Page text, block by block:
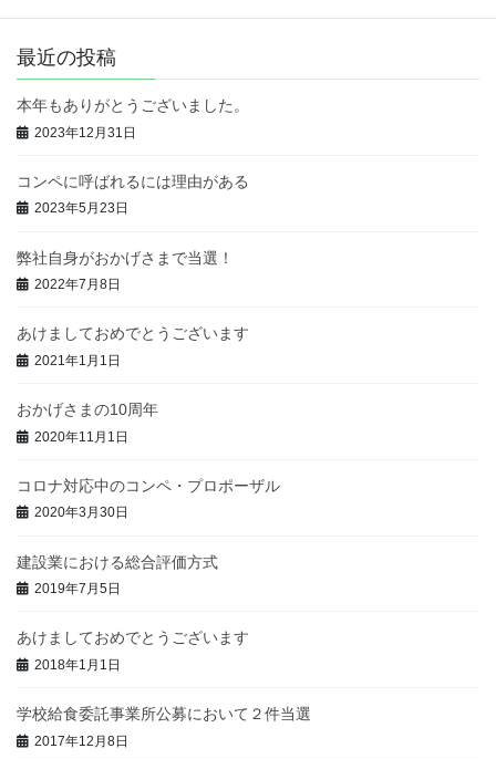
最近の投稿
本年もありがとうございました。
2023年12月31日
コンペに呼ばれるには理由がある
2023年5月23日
弊社自身がおかげさまで当選！
2022年7月8日
あけましておめでとうございます
2021年1月1日
おかげさまの10周年
2020年11月1日
コロナ対応中のコンペ・プロポーザル
2020年3月30日
建設業における総合評価方式
2019年7月5日
あけましておめでとうございます
2018年1月1日
学校給食委託事業所公募において２件当選
2017年12月8日